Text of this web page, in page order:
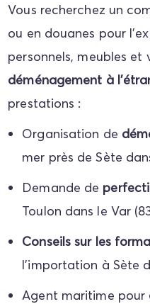
Vous recherchez un
ou en douanes pour
personnels, meubles et
déménagement à
prestations :
Organisation de
mer près de Sète
Demande de
Toulon dans le Var
Conseils sur les
l'importation à Sète
Agent maritime pour